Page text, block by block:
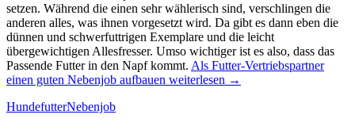
setzen. Während die einen sehr wählerisch sind, verschlingen die
anderen alles, was ihnen vorgesetzt wird. Da gibt es dann eben die
dünnen und schwerfuttrigen Exemplare und die leicht
übergewichtigen Allesfresser. Umso wichtiger ist es also, dass das
Passende Futter in den Napf kommt. Als Futter-Vertriebspartner
einen guten Nebenjob aufbauen weiterlesen →
HundefutterNebenjob